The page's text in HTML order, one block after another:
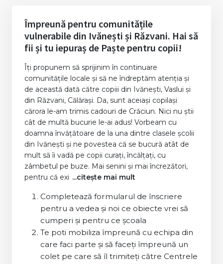
Împreună pentru comunitățile
vulnerabile din Ivănești și Răzvani. Hai să
fii și tu iepuraș de Paște pentru copii!
Îți propunem să sprijinim în continuare
comunitățile locale și să ne îndreptăm atenția și
de această dată către copiii din Ivănești, Vaslui și
din Răzvani, Călărași. Da, sunt aceiași copilași
cărora le-am trimis cadouri de Crăciun. Nici nu știi
cât de multă bucurie le-ai adus! Vorbeam cu
doamna învățătoare de la una dintre clasele școlii
din Ivănești și ne povestea că se bucură atât de
mult să îi vadă pe copii curați, încălțați, cu
zâmbetul pe buze. Mai senini și mai încrezători,
pentru că exi ...citește mai mult
Completează formularul de înscriere
pentru a vedea și noi ce obiecte vrei să
cumperi și pentru ce școala
Te poti mobiliza împreună cu echipa din
care faci parte și să faceți împreună un
colet pe care să îl trimiteți către Centrele